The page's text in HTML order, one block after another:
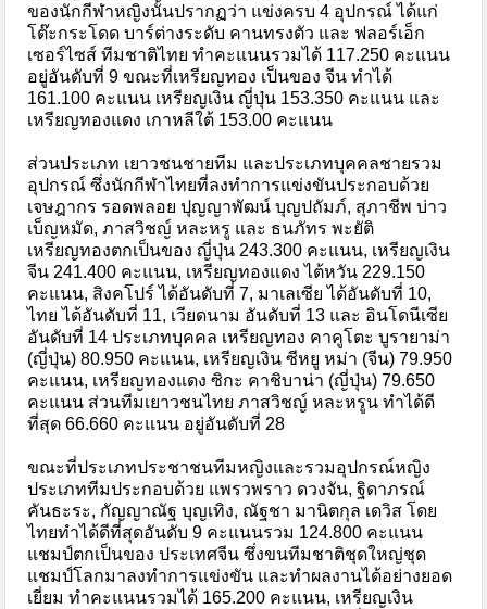
ของนักกีฬาหญิงนั้นปรากฏว่า แข่งครบ 4 อุปกรณ์ ได้แก่
โต๊ะกระโดด บาร์ต่างระดับ คานทรงตัว และ ฟลอร์เอ็ก
เซอร์ไซส์ ทีมชาติไทย ทำคะแนนรวมได้ 117.250 คะแนน
อยู่อันดับที่ 9 ขณะที่เหรียญทอง เป็นของ จีน ทำได้
161.100 คะแนน เหรียญเงิน ญี่ปุ่น 153.350 คะแนน และ
เหรียญทองแดง เกาหลีใต้ 153.00 คะแนน
ส่วนประเภท เยาวชนชายทีม และประเภทบุคคลชายรวม
อุปกรณ์ ซึ่งนักกีฬาไทยที่ลงทำการแข่งขันประกอบด้วย
เจษฎากร รอดพลอย ปุญญาพัฒน์ บุญปถัมภ์, สุภาชีพ บ่าว
เบ็ญหมัด, ภาสวิชญ์ หละหรู และ ธนภัทร พะยัติ
เหรียญทองตกเป็นของ ญี่ปุ่น 243.300 คะแนน, เหรียญเงิน
จีน 241.400 คะแนน, เหรียญทองแดง ไต้หวัน 229.150
คะแนน, สิงคโปร์ ได้อันดับที่ 7, มาเลเซีย ได้อันดับที่ 10,
ไทย ได้อันดับที่ 11, เวียดนาม อันดับที่ 13 และ อินโดนีเซีย
อันดับที่ 14 ประเภทบุคคล เหรียญทอง คาคูโตะ บูรายาม่า
(ญี่ปุ่น) 80.950 คะแนน, เหรียญเงิน ซีหยู หม่า (จีน) 79.950
คะแนน, เหรียญทองแดง ซิกะ คาชิบาน่า (ญี่ปุ่น) 79.650
คะแนน ส่วนทีมเยาวชนไทย ภาสวิชญ์ หละหรูน ทำได้ดี
ที่สุด 66.660 คะแนน อยู่อันดับที่ 28
ขณะที่ประเภทประชาชนทีมหญิงและรวมอุปกรณ์หญิง
ประเภททีมประกอบด้วย แพรวพราว ดวงจัน, ฐิดาภรณ์
คันธะระ, กัญญาณัฐ บุญเทิง, ณัฐชา มานิตกุล เดวิส โดย
ไทยทำได้ดีที่สุดอันดับ 9 คะแนนรวม 124.800 คะแนน
แชมป์ตกเป็นของ ประเทศจีน ซึ่งขนทีมชาติชุดใหญ่ชุด
แชมป์โลกมาลงทำการแข่งขัน และทำผลงานได้อย่างยอด
เยี่ยม ทำคะแนนรวมได้ 165.200 คะแนน, เหรียญเงิน